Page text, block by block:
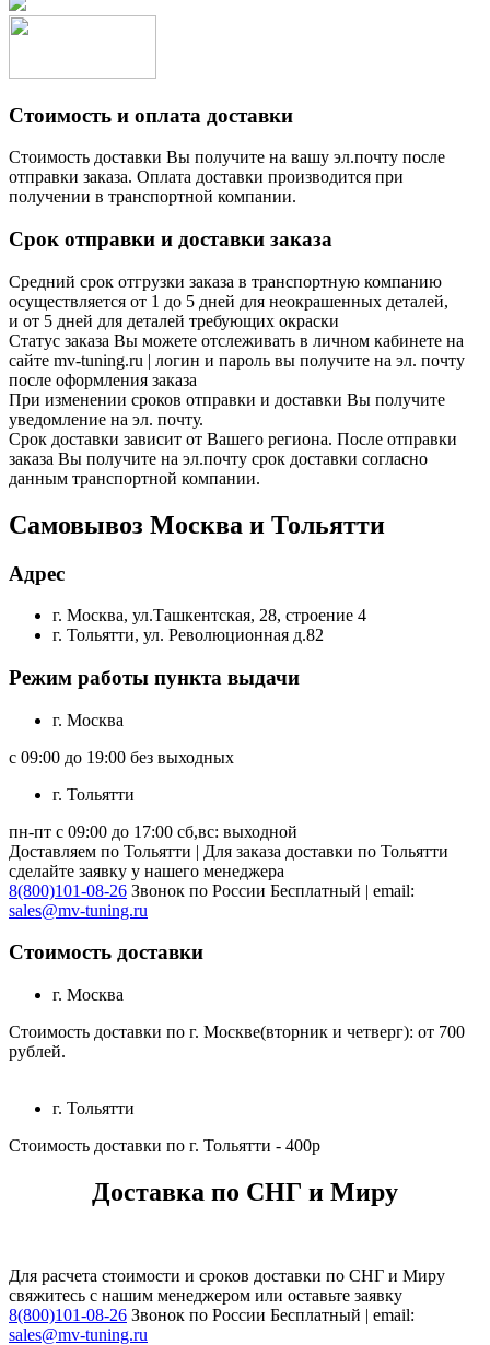
Стоимость и оплата доставки
Стоимость доставки Вы получите на вашу эл.почту после
отправки заказа. Оплата доставки производится при
получении в транспортной компании.
Срок отправки и доставки заказа
Средний срок отгрузки заказа в транспортную компанию
осуществляется от 1 до 5 дней для неокрашенных деталей,
и от 5 дней для деталей требующих окраски
Статус заказа Вы можете отслеживать в личном кабинете на
сайте mv-tuning.ru | логин и пароль вы получите на эл. почту
после оформления заказа
При изменении сроков отправки и доставки Вы получите
уведомление на эл. почту.
Срок доставки зависит от Вашего региона. После отправки
заказа Вы получите на эл.почту срок доставки согласно
данным транспортной компании.
Самовывоз Москва и Тольятти
Адрес
г. Москва, ул.Ташкентская, 28, строение 4
г. Тольятти, ул. Революционная д.82
Режим работы пункта выдачи
г. Москва
с 09:00 до 19:00 без выходных
г. Тольятти
пн-пт с 09:00 до 17:00 сб,вс: выходной
Доставляем по Тольятти | Для заказа доставки по Тольятти
сделайте заявку у нашего менеджера
8(800)101-08-26 Звонок по России Бесплатный | email:
sales@mv-tuning.ru
Стоимость доставки
г. Москва
Стоимость доставки по г. Москве(вторник и четверг): от 700
рублей.
г. Тольятти
Стоимость доставки по г. Тольятти - 400р
Доставка по СНГ и Миру
Для расчета стоимости и сроков доставки по СНГ и Миру
свяжитесь с нашим менеджером или оставьте заявку
8(800)101-08-26 Звонок по России Бесплатный | email:
sales@mv-tuning.ru